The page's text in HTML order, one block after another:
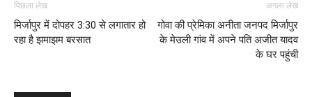
पिछला लेख
मिर्जापुर में दोपहर 3:30 से लगातार हो
रहा है झमाझम बरसात
अगला लेख
गोवा की प्रेमिका अनीता जनपद मिर्जापुर
के मेउली गांव में अपने पति अजीत यादव
के घर पहुंची